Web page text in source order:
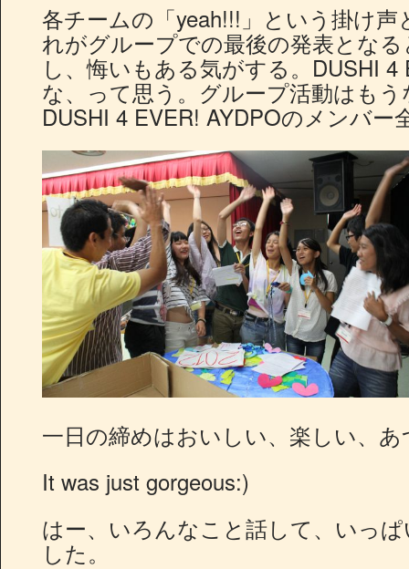
各チームの「yeah!!!」という掛け
れがグループでの最後の発表とな
し、悔いもある気がする。DUSHI
な、って思う。グループ活動はも
DUSHI 4 EVER! AYDPOのメンバー
一日の締めはおいしい、楽しい、
It was just gorgeous:)
はー、いろんなこと話して、いっ
した。